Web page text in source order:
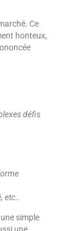
Ce
honteux,
défis
etc..
simple